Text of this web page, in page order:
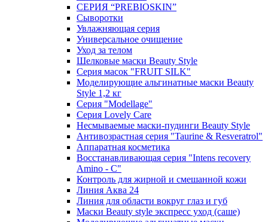
СЕРИЯ “PREBIOSKIN”
Сыворотки
Увлажняющая серия
Универсальное очищение
Уход за телом
Шелковые маски Beauty Style
Серия масок "FRUIT SILK"
Моделирующие альгинатные маски Beauty
Style 1,2 кг
Серия "Modellage"
Cерия Lovely Care
Несмываемые маски-пудинги Beauty Style
Антивозрастная серия "Taurine & Resveratrol"
Аппаратная косметика
Восстанавливающая серия "Intens recovery
Amino - C"
Контроль для жирной и смешанной кожи
Линия Аква 24
Линия для области вокруг глаз и губ
Маски Beauty style экспресс уход (саше)